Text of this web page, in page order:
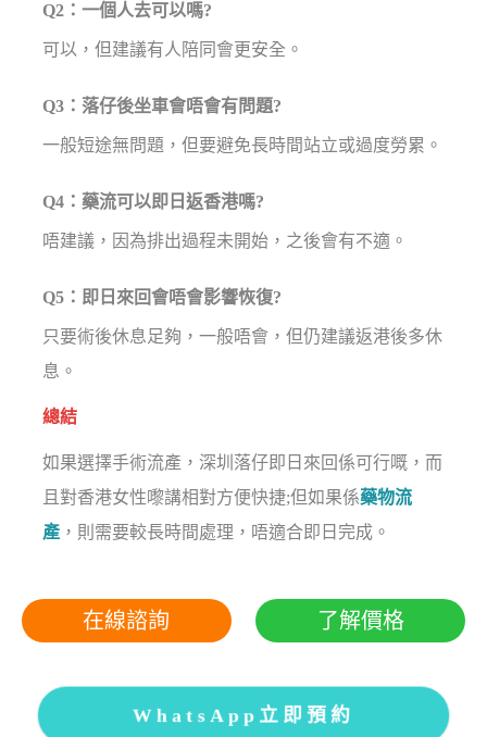
Q2：一個人去可以嗎?
可以，但建議有人陪同會更安全。
Q3：落仔後坐車會唔會有問題?
一般短途無問題，但要避免長時間站立或過度勞累。
Q4：藥流可以即日返香港嗎?
唔建議，因為排出過程未開始，之後會有不適。
Q5：即日來回會唔會影響恢復?
只要術後休息足夠，一般唔會，但仍建議返港後多休
息。
總結
如果選擇手術流產，深圳落仔即日來回係可行嘅，而
且對香港女性嚟講相對方便快捷;但如果係藥物流
產 ，則需要較長時間處理，唔適合即日完成。
在線諮詢 了解價格
WhatsApp立即預約